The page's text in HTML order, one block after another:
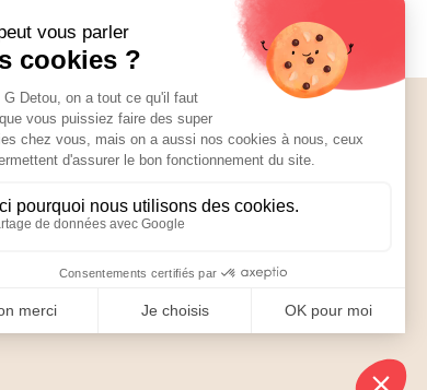
Nos réseaux
01 89 70 34 50